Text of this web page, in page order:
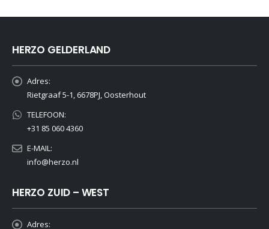
HERZO GELDERLAND
Adres:
Rietgraaf 5-1, 6678PJ, Oosterhout
TELEFOON:
+31 85 060 4360
E-MAIL:
info@herzo.nl
HERZO ZUID – WEST
Adres: